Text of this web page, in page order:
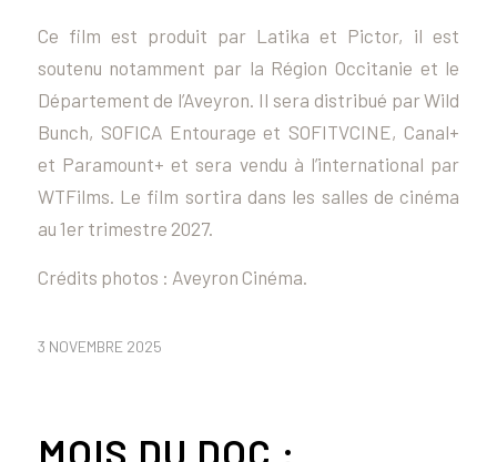
Ce film est produit par Latika et Pictor, il est
soutenu notamment par la Région Occitanie et le
Département de l’Aveyron. Il sera distribué par Wild
Bunch, SOFICA Entourage et SOFITVCINE, Canal+
et Paramount+ et sera vendu à l’international par
WTFilms. Le film sortira dans les salles de cinéma
au 1er trimestre 2027.
Crédits photos : Aveyron Cinéma.
3 NOVEMBRE 2025
MOIS DU DOC :